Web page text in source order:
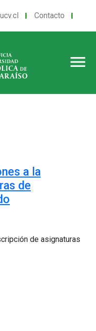
Contacto
menu
a la
de
de asignaturas